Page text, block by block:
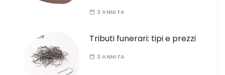
3 ANNI FA
Tributi funerari: tipi e prezzi
3 ANNI FA